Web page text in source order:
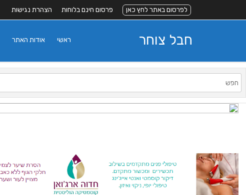
לפרסום באתר לחץ כאן פרסום חינם בלוחות הצהרת נגישות
חבל צוחר אודות האתר ראשי